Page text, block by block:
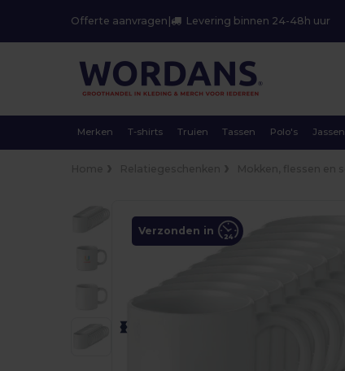
Offerte aanvragen Levering binnen 24-48h uur
Merken T-shirts Truien Tassen Polo's Jassen
Verzonden in